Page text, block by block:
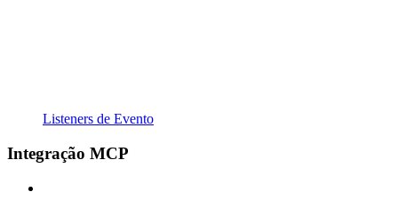
Listeners de Evento
Integração MCP